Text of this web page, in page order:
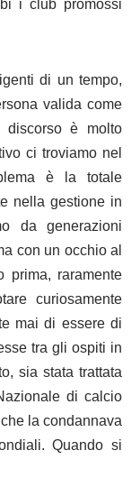
i club promossi
di un tempo,
valida come
discorso è molto
ci troviamo nel
è la totale
nella gestione in
da generazioni
con un occhio al
prima, raramente
curiosamente
mai di essere di
tra gli ospiti in
sia stata trattata
di calcio
la condannava
Quando si